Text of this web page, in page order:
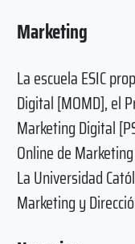
Marketing
La escuela ESIC
Digital [MOMD], el
Marketing Digital
Online de
La Universidad
Marketing y